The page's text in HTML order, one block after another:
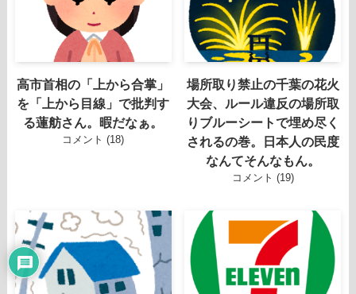
高市首相の「上から合掌」
を「上から目線」で批判す
る蓮舫さん。暇だなぁ。
コメント (18)
場所取り禁止の千葉の花火
大会、ルール違反の場所取
りブルーシートで埋め尽く
されるの巻。日本人の民度
なんてそんなもん。
コメント (19)